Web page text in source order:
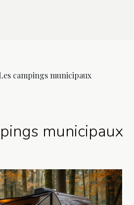
campings municipaux
municipaux